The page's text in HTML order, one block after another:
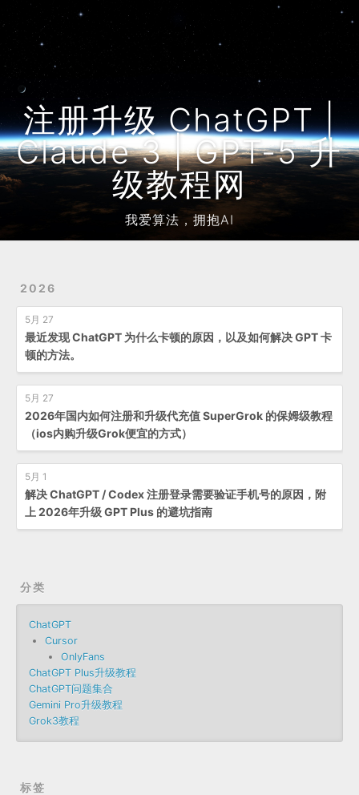
注册升级 ChatGPT |
Claude 3 | GPT-5 升
级教程网
我爱算法，拥抱AI
2026
5月 27
最近发现 ChatGPT 为什么卡顿的原因，以及如何解决 GPT 卡
顿的方法。
5月 27
2026年国内如何注册和升级代充值 SuperGrok 的保姆级教程
（ios内购升级Grok便宜的方式）
5月 1
解决 ChatGPT / Codex 注册登录需要验证手机号的原因，附
上 2026年升级 GPT Plus 的避坑指南
分类
ChatGPT
Cursor
OnlyFans
ChatGPT Plus升级教程
ChatGPT问题集合
Gemini Pro升级教程
Grok3教程
标签
友链